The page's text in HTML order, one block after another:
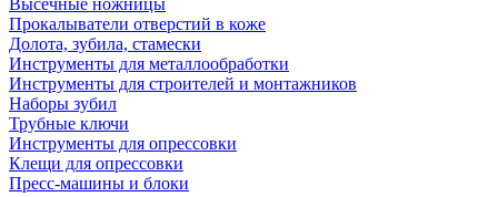
Высечные ножницы
Прокалыватели отверстий в коже
Долота, зубила, стамески
Инструменты для металлообработки
Инструменты для строителей и монтажников
Наборы зубил
Трубные ключи
Инструменты для опрессовки
Клещи для опрессовки
Пресс-машины и блоки